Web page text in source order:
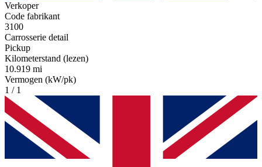
Verkoper
Code fabrikant
3100
Carrosserie detail
Pickup
Kilometerstand (lezen)
10.919 mi
Vermogen (kW/pk)
1 / 1